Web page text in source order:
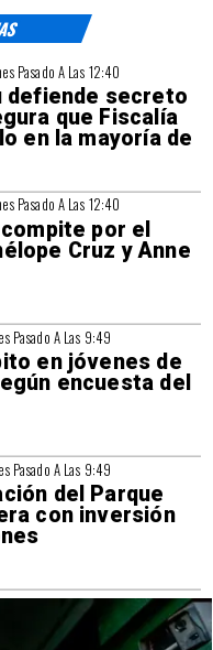
Pasado A Las 12:40
defiende secreto
que Fiscalía
en la mayoría de
Pasado A Las 12:40
por el
Cruz y Anne
Pasado A Las 9:49
en jóvenes de
encuesta del
Pasado A Las 9:49
del Parque
con inversión